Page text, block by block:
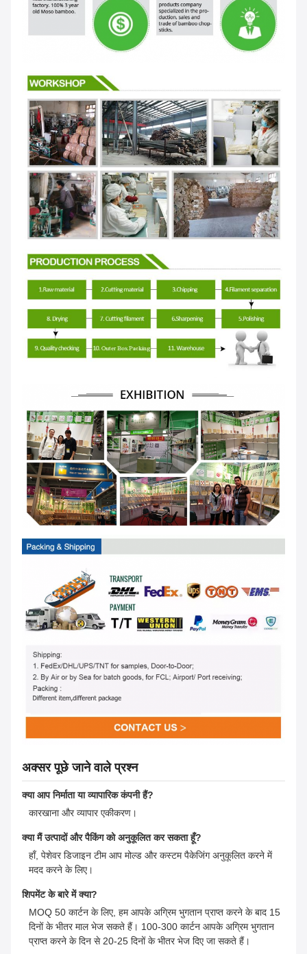
अक्सर पूछे जाने वाले प्रश्न
क्या आप निर्माता या व्यापारिक कंपनी हैं?
कारखाना और व्यापार एकीकरण।
क्या मैं उत्पादों और पैकिंग को अनुकूलित कर सकता हूँ?
हाँ, पेशेवर डिजाइन टीम आप मोल्ड और कस्टम पैकेजिंग अनुकूलित करने में
मदद करने के लिए।
शिपमेंट के बारे में क्या?
MOQ 50 कार्टन के लिए, हम आपके अग्रिम भुगतान प्राप्त करने के बाद 15
दिनों के भीतर माल भेज सकते हैं। 100-300 कार्टन आपके अग्रिम भुगतान
प्राप्त करने के दिन से 20-25 दिनों के भीतर भेज दिए जा सकते हैं।